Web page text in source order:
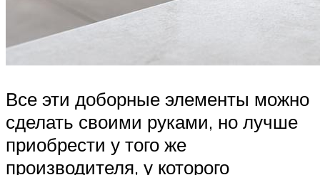
Все эти доборные элементы можно
сделать своими руками, но лучше
приобрести у того же
производителя, у которого